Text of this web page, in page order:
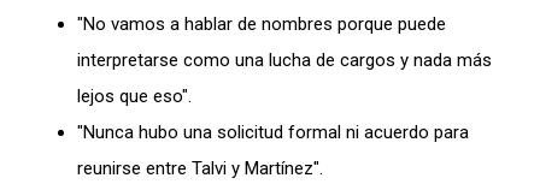
"No vamos a hablar de nombres porque puede
interpretarse como una lucha de cargos y nada más
lejos que eso".
"Nunca hubo una solicitud formal ni acuerdo para
reunirse entre Talvi y Martínez".